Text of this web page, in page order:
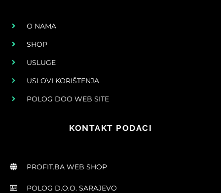
O NAMA
SHOP
USLUGE
USLOVI KORIŠTENJA
POLOG DOO WEB SITE
KONTAKT PODACI
PROFIT.BA WEB SHOP
POLOG D.O.O. SARAJEVO